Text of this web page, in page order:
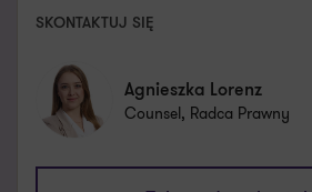
SKONTAKTUJ SIĘ
Agnieszka Lorenz
Counsel, Radca Prawny